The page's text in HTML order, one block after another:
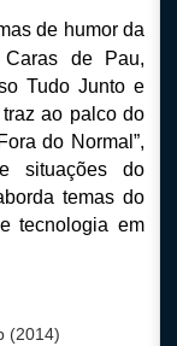
de humor da
de Pau,
Tudo Junto e
ao palco do
do Normal”,
situações do
temas do
tecnologia em
(2014)